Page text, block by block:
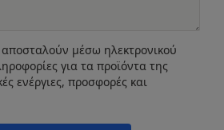
μέσω ηλεκτρονικού
για τα προϊόντα της
ενέργιες, προσφορές και